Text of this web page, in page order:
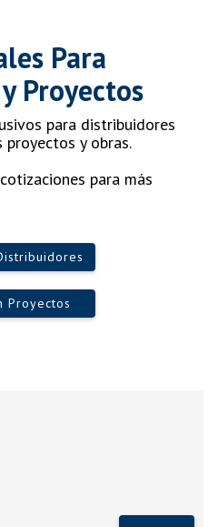
Para
Proyectos
para distribuidores
proyectos y obras.
para más
Proyectos